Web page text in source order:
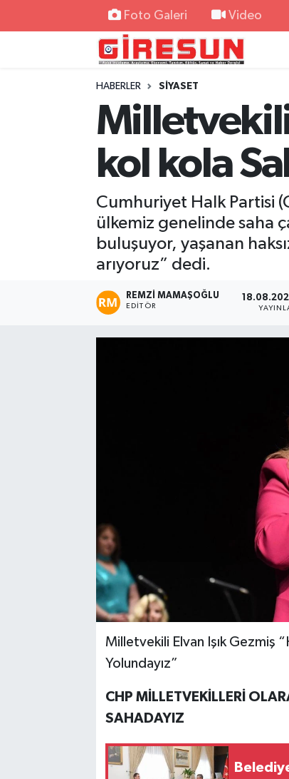
Foto Galeri Video
HABERLER SİYASET
Milletvekili
kol kola
Cumhuriyet Halk Partisi
ülkemiz genelinde saha
buluşuyor, yaşanan
arıyoruz” dedi.
REMZI MAMAŞOĞLU
EDITÖR
Milletvekili Elvan Işık Gezmiş
Yolundayız”
CHP MİLLETVEKİLLERİ
SAHADAYIZ
Hava Durumu
Trafik Durumu
Süper Lig Puan Durumu ve Fikstür
Tüm Manşetler
Son Dakika Haberleri
Haber Arşivi